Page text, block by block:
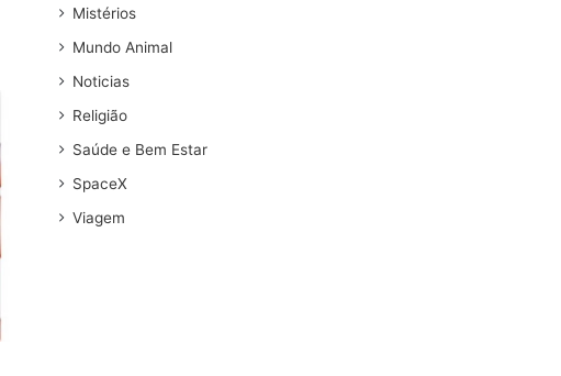
Mistérios
Mundo Animal
Noticias
Religião
Saúde e Bem Estar
SpaceX
Viagem